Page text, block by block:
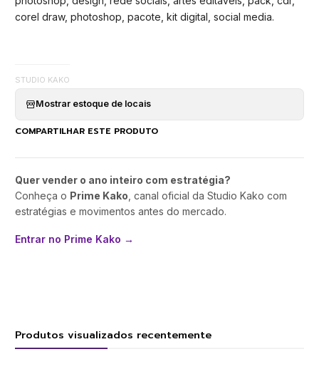
corel draw, photoshop, pacote, kit digital, social media.
STUDIO KAKO
Mostrar estoque de locais
COMPARTILHAR ESTE PRODUTO
Quer vender o ano inteiro com estratégia?
Conheça o Prime Kako , canal oficial da Studio Kako com
estratégias e movimentos antes do mercado.
Entrar no Prime Kako →
Produtos visualizados recentemente